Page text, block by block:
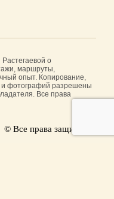
о
маршруты,
опыт. Копирование,
и фотографий разрешены
Все права
© Все права защищены